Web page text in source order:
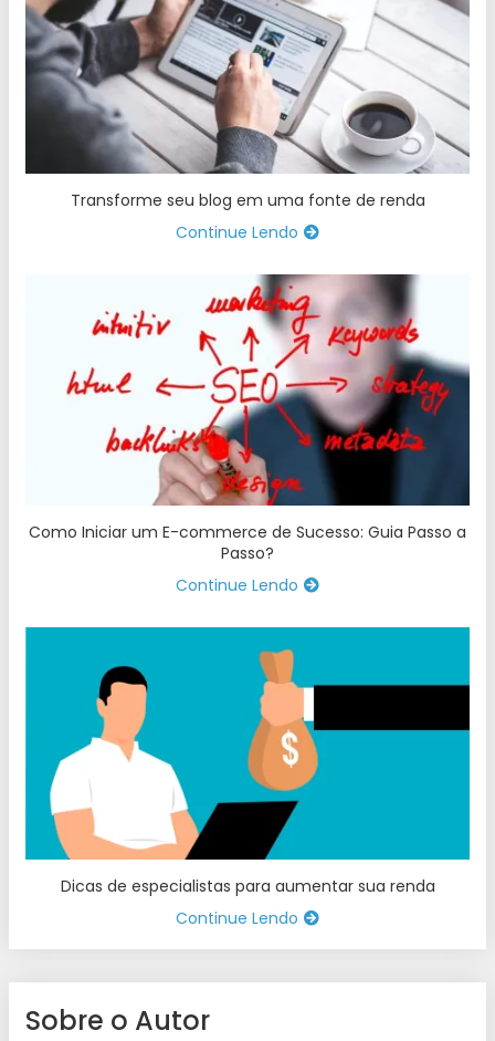
Transforme seu blog em uma fonte de renda
Continue Lendo
Como Iniciar um E-commerce de Sucesso: Guia Passo a
Passo?
Continue Lendo
Dicas de especialistas para aumentar sua renda
Continue Lendo
Sobre o Autor